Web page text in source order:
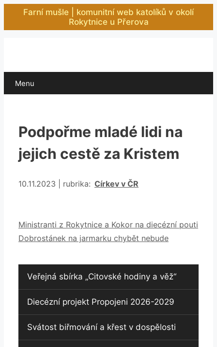
Přeskočit
obsah
Farní mušle | komunitní web katolíků v okolí
Rokytnice u Přerova
Menu
Podpořme mladé lidi na
jejich cestě za Kristem
10.11.2023 rubrika: Rubriky
Církev v ČR
Ministranti z Rokytnice a Kokor na diecézní pouti
Dobrostánek na jarmarku chybět nebude
Veřejná sbírka „Citovské hodiny a věž“
Diecézní projekt Propojeni 2026-2029
Svátost biřmování a křest v dospělosti